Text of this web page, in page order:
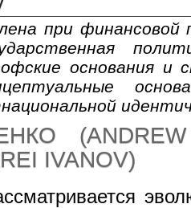
при
основания и
(
IVANOV)